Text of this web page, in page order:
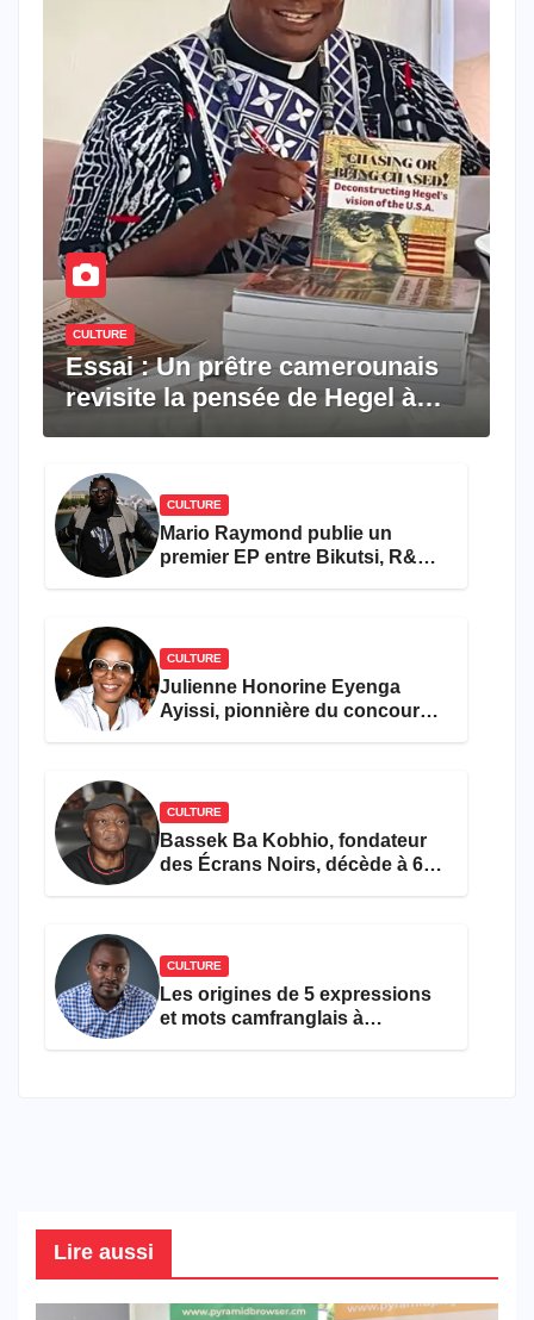
CULTURE
Essai : Un prêtre camerounais
revisite la pensée de Hegel à
CULTURE
Mario Raymond publie un
premier EP entre Bikutsi, R&B
CULTURE
Julienne Honorine Eyenga
Ayissi, pionnière du concours
CULTURE
Bassek Ba Kobhio, fondateur
des Écrans Noirs, décède à 69
CULTURE
Les origines de 5 expressions
et mots camfranglais à
Lire aussi